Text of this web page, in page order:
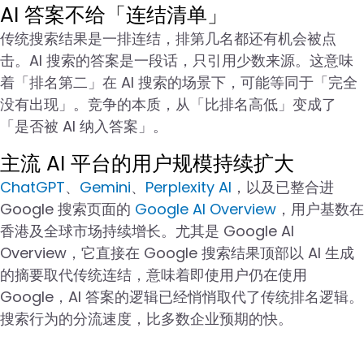
AI 答案不给「连结清单」
传统搜索结果是一排连结，排第几名都还有机会被点
击。AI 搜索的答案是一段话，只引用少数来源。这意味
着「排名第二」在 AI 搜索的场景下，可能等同于「完全
没有出现」。竞争的本质，从「比排名高低」变成了
「是否被 AI 纳入答案」。
主流 AI 平台的用户规模持续扩大
ChatGPT、 Gemini、 Perplexity AI ，以及已整合进
Google 搜索页面的 Google AI Overview ，用户基数在
香港及全球市场持续增长。尤其是 Google AI
Overview，它直接在 Google 搜索结果顶部以 AI 生成
的摘要取代传统连结，意味着即使用户仍在使用
Google，AI 答案的逻辑已经悄悄取代了传统排名逻辑。
搜索行为的分流速度，比多数企业预期的快。